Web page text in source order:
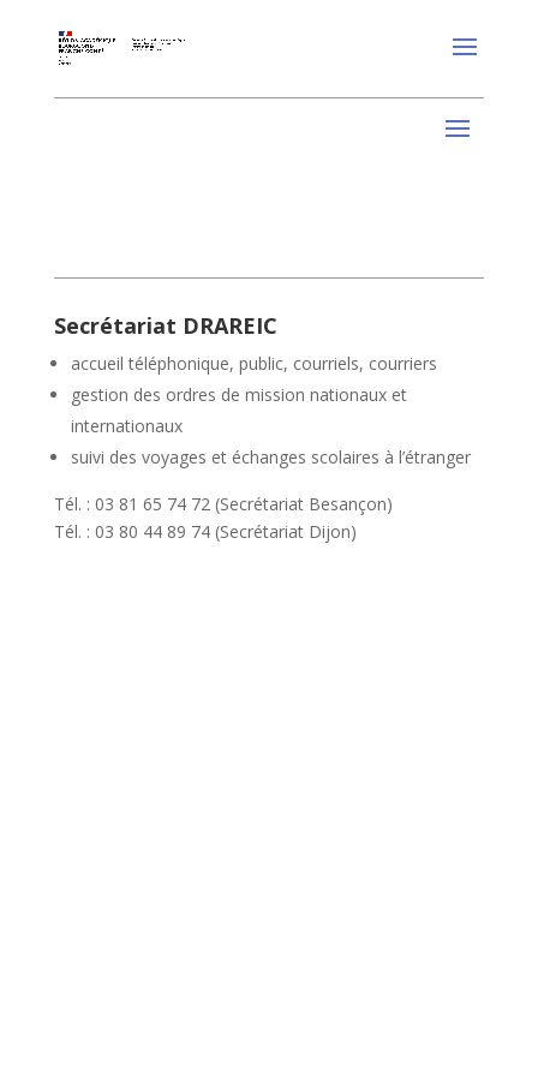
Secrétariat DRAREIC
accueil téléphonique, public, courriels, courriers
gestion des ordres de mission nationaux et
internationaux
suivi des voyages et échanges scolaires à l’étranger
Tél. : 03 81 65 74 72 (Secrétariat Besançon)
Tél. : 03 80 44 89 74 (Secrétariat Dijon)